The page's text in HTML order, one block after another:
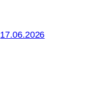
17.06.2026